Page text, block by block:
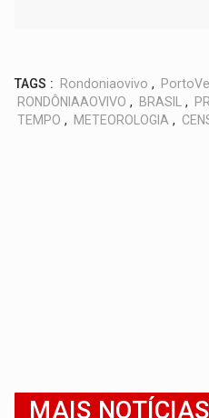
TAGS : Rondoniaovivo ,
RONDÔNIAAOVIVO , BRASIL ,
TEMPO , METEOROLOGIA ,
MAIS NOTÍCIAS